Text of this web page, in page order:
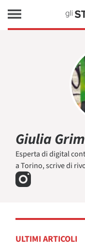
Giulia
Esperta di digital
a Torino, scrive di
ULTIMI ARTICOLI